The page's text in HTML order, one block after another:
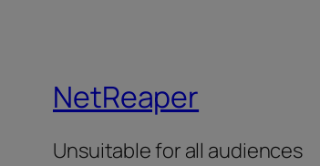
NetReaper
Unsuitable for all audiences